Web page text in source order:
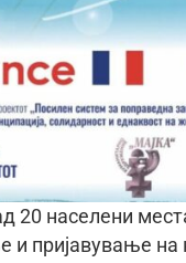
20 населени
пријавување на